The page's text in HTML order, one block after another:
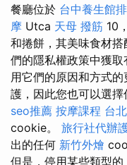
餐廳位於 台中養生館
摩 Utca 天母 撥筋 10
和捲餅，其美味食材
們的隱私權政策中獲
用它們的原因和方式
護，因此您也可以選
seo推薦 按摩課程 台
cookie。 旅行社代辦
出的任何 新竹外燴
但是，停用某些類型的